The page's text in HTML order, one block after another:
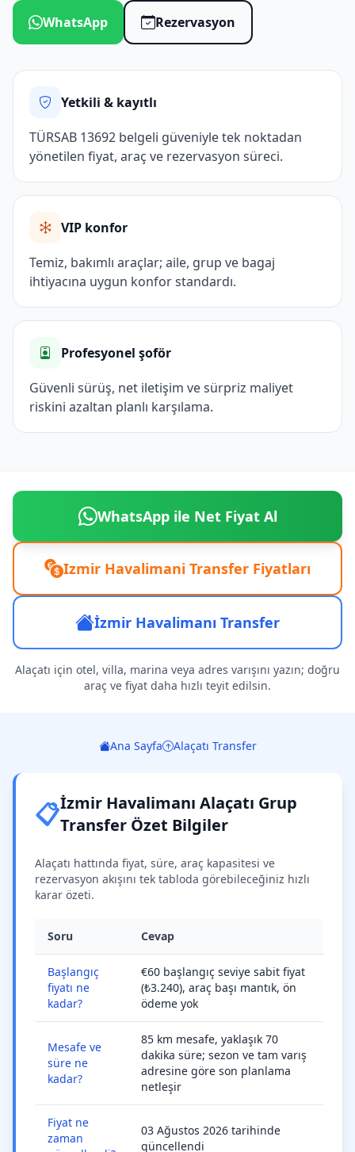
WhatsApp
Rezervasyon
Yetkili & kayıtlı
TÜRSAB 13692 belgeli güveniyle tek noktadan
yönetilen fiyat, araç ve rezervasyon süreci.
VIP konfor
Temiz, bakımlı araçlar; aile, grup ve bagaj
ihtiyacına uygun konfor standardı.
Profesyonel şoför
Güvenli sürüş, net iletişim ve sürpriz maliyet
riskini azaltan planlı karşılama.
WhatsApp ile Net Fiyat Al
Izmir Havalimani Transfer Fiyatları
İzmir Havalimanı Transfer
Alaçatı için otel, villa, marina veya adres varışını yazın; doğru
araç ve fiyat daha hızlı teyit edilsin.
Ana Sayfa Alaçatı Transfer
📋İzmir Havalimanı Alaçatı Grup
Transfer Özet Bilgiler
Alaçatı hattında fiyat, süre, araç kapasitesi ve
rezervasyon akışını tek tabloda görebileceğiniz hızlı
karar özeti.
Soru Cevap
Başlangıç
fiyatı ne
kadar?
€60 başlangıç seviye sabit fiyat
(₺3.240), araç başı mantık, ön
ödeme yok
Mesafe ve
süre ne
kadar?
85 km mesafe, yaklaşık 70
dakika süre; sezon ve tam varış
adresine göre son planlama
netleşir
Fiyat ne
zaman
03 Ağustos 2026 tarihinde
güncellendi